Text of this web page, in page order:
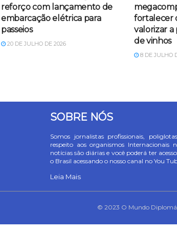
reforço com lançamento de
embarcação elétrica para
passeios
20 DE JULHO DE 2026
fortalecer
valorizar a
de vinhos
8 DE JULHO
SOBRE NÓS
Somos jornalistas profissionais,
respeito aos organismos Internacionais
notícias são diárias e você poderá ter
o Brasil acessando o nosso canal no You
Leia Mais
© 2023 O Mundo